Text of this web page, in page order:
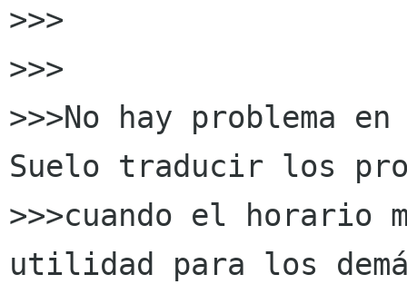
>>>
>>>
>>>No hay problema
Suelo traducir los
>>>cuando el
utilidad para los